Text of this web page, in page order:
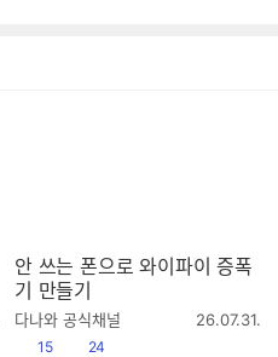
안 쓰는 폰으로 와이파이 증폭
기 만들기
다나와 공식채널
작
26.07.31.
공감
15 24